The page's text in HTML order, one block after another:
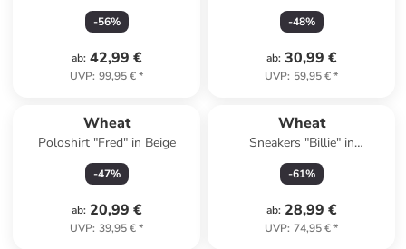
-56%
ab: 42,99 €
UVP: 99,95 €*
-48%
ab: 30,99 €
UVP: 59,95 €*
Wheat
Poloshirt "Fred" in Beige
-47%
ab: 20,99 €
UVP: 39,95 €*
Wheat
Sneakers "Billie" in
Dunkelblau
-61%
ab: 28,99 €
UVP: 74,95 €*